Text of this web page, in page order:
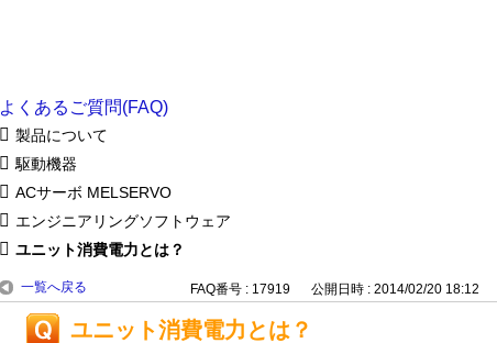
よくあるご質問(FAQ)
製品について
駆動機器
ACサーボ MELSERVO
エンジニアリングソフトウェア
ユニット消費電力とは？
一覧へ戻る FAQ番号 : 17919 公開日時 : 2014/02/20 18:12
ユニット消費電力とは？